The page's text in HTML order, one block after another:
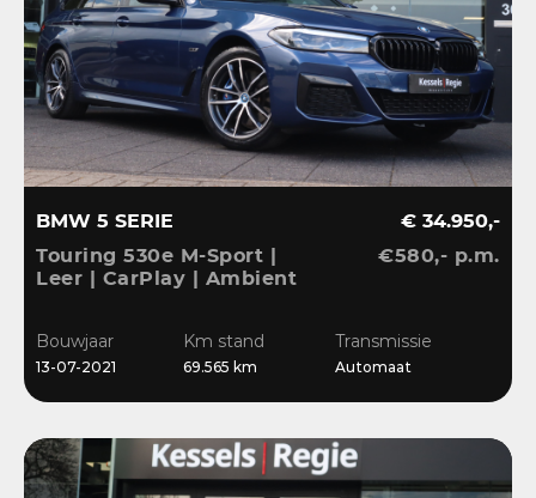
BMW 5 SERIE
Touring 530e M-Sport |
Leer | CarPlay | Ambient
€ 34.950,-
€580,- p.m.
Bouwjaar
13-07-2021
Km stand
69.565 km
Transmissie
Automaat